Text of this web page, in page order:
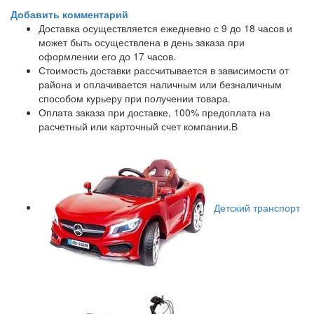
Добавить комментарий
Доставка осуществляется ежедневно с 9 до 18 часов и
может быть осуществлена в день заказа при
оформлении его до 17 часов.
Стоимость доставки рассчитывается в зависимости от
района и оплачивается наличным или безналичным
способом курьеру при получении товара.
Оплата заказа при доставке, 100% предоплата на
расчетный или карточный счет компании.В
Детский транспорт